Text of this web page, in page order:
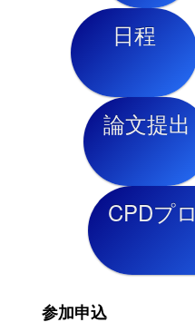
日程
論文提出
CPDプ
参加申込